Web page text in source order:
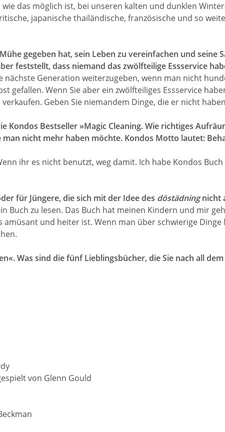
das möglich ist, bei unseren kalten und dunklen
japanische thailändische, französische und so
gegeben hat, sein Leben zu vereinfachen und seine
feststellt, dass niemand das zwölfteilige Essservice
Generation weiterzugeben, wenn man nicht
gefallen. Wenn Sie aber ein zwölfteiliges Essservice
Geben Sie niemandem Dinge, die er nicht
Kondos Bestseller »Magic Cleaning. Wie richtiges
nicht mehr haben möchte. Kondos Motto lautet:
ihr es nicht benutzt, weg damit. Ich habe Kondos
für Jüngere, die sich mit der Idee des döstädningnicht
Buch zu lesen. Das Buch hat meinen Kindern und mir
und heiter ist. Wenn man über schwierige
Was sind die fünf Lieblingsbücher, die Sie nach all dem
von Glenn Gould